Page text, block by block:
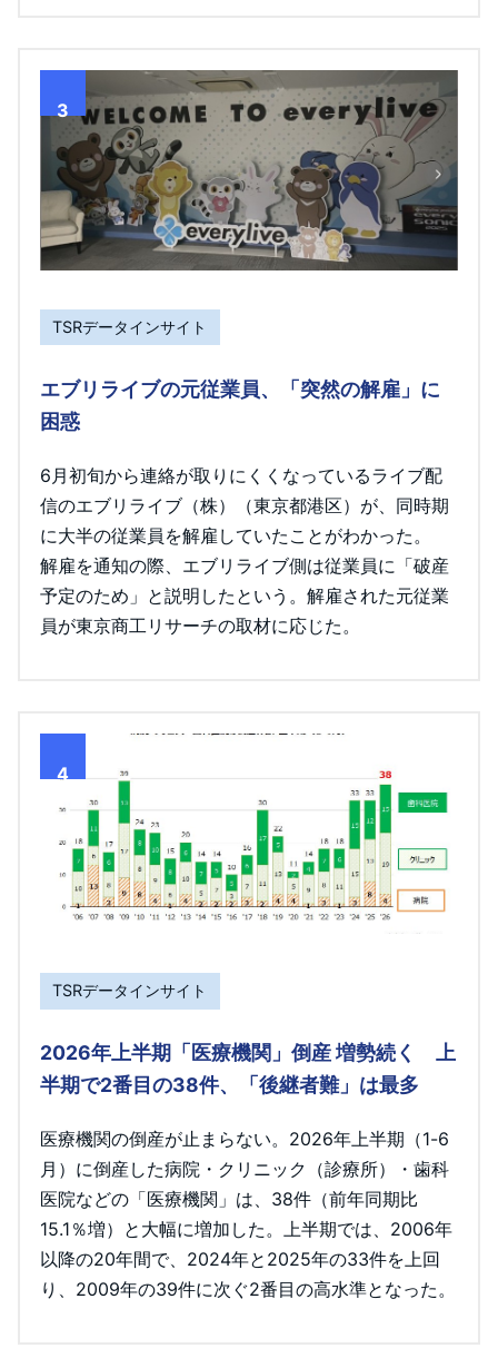
3
TSRデータインサイト
エブリライブの元従業員、「突然の解雇」に
困惑
6月初旬から連絡が取りにくくなっているライブ配
信のエブリライブ（株）（東京都港区）が、同時期
に大半の従業員を解雇していたことがわかった。
解雇を通知の際、エブリライブ側は従業員に「破産
予定のため」と説明したという。解雇された元従業
員が東京商工リサーチの取材に応じた。
4
TSRデータインサイト
2026年上半期「医療機関」倒産 増勢続く 上
半期で2番目の38件、「後継者難」は最多
医療機関の倒産が止まらない。2026年上半期（1-6
月）に倒産した病院・クリニック（診療所）・歯科
医院などの「医療機関」は、38件（前年同期比
15.1％増）と大幅に増加した。上半期では、2006年
以降の20年間で、2024年と2025年の33件を上回
り、2009年の39件に次ぐ2番目の高水準となった。